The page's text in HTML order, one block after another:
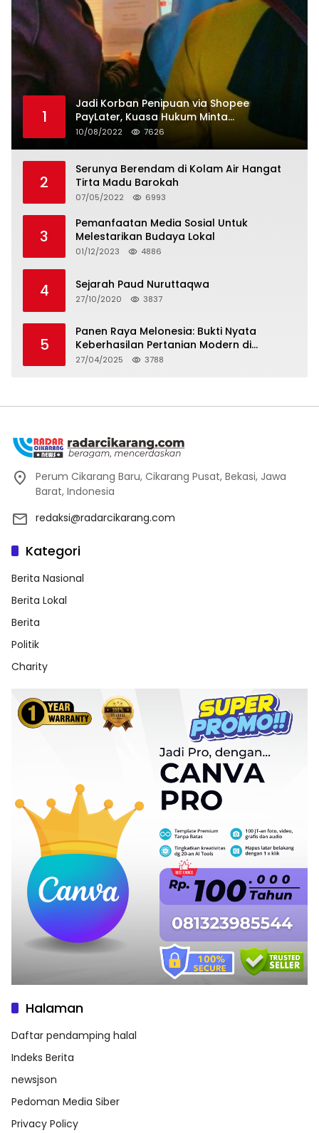
1
Jadi Korban Penipuan via Shopee
PayLater, Kuasa Hukum Minta
Penangguhan Tagihan dan Hapus Bunga
10/08/2022 7626
2
Serunya Berendam di Kolam Air Hangat
Tirta Madu Barokah
07/05/2022 6993
3
Pemanfaatan Media Sosial Untuk
Melestarikan Budaya Lokal
01/12/2023 4886
4 Sejarah Paud Nuruttaqwa
27/10/2020 3837
5
Panen Raya Melonesia: Bukti Nyata
Keberhasilan Pertanian Modern di
Kabupaten Bekasi
27/04/2025 3788
Perum Cikarang Baru, Cikarang Pusat, Bekasi, Jawa
Barat, Indonesia
redaksi@radarcikarang.com
Kategori
Berita Nasional
Berita Lokal
Berita
Politik
Charity
Halaman
Daftar pendamping halal
Indeks Berita
newsjson
Pedoman Media Siber
Privacy Policy